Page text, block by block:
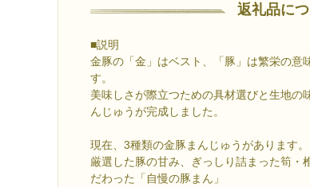
返礼品に
■説明
金豚の「金」はベスト、「豚」は繁栄の意
す。
美味しさが際立つための具材選びと生地の
んじゅうが完成しました。
現在、3種類の金豚まんじゅうがあります。
厳選した豚の甘み、ぎっしり詰まった筍・
だわった「自慢の豚まん」